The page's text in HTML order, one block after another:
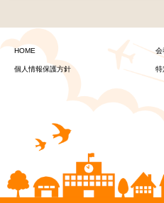
HOME 会
個人情報保護方針 特